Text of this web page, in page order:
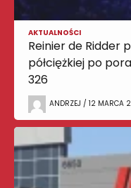
AKTUALNOŚCI
Reinier de Ridder
półciężkiej po
326
ANDRZEJ / 12 MARCA